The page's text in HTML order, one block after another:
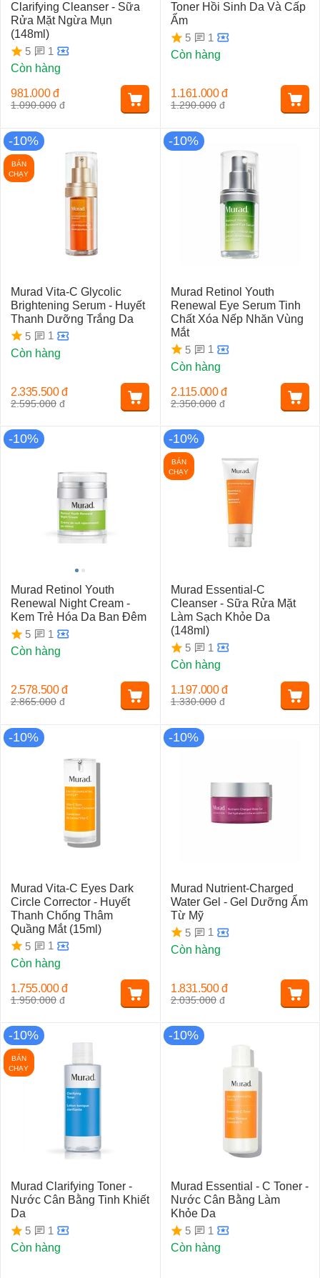
Clarifying Cleanser - Sữa
Rửa Mặt Ngừa Mụn
(148ml)
5
1
Còn hàng
1.090.000 đ
981.000 đ
Toner Hồi Sinh Da Và Cấp
Ẩm
5
1
Còn hàng
1.290.000 đ
1.161.000 đ
-10%
BÁN
CHẠY
Murad Vita-C Glycolic
Brightening Serum - Huyết
Thanh Dưỡng Trắng Da
5
1
Còn hàng
2.595.000 đ
2.335.500 đ
-10%
Murad Retinol Youth
Renewal Eye Serum Tinh
Chất Xóa Nếp Nhăn Vùng
Mắt
5
1
Còn hàng
2.350.000 đ
2.115.000 đ
-10%
Murad Retinol Youth
Renewal Night Cream -
Kem Trẻ Hóa Da Ban Đêm
5
1
Còn hàng
2.865.000 đ
2.578.500 đ
-10%
BÁN
CHẠY
Murad Essential-C
Cleanser - Sữa Rửa Mặt
Làm Sạch Khỏe Da
(148ml)
5
1
Còn hàng
1.330.000 đ
1.197.000 đ
-10%
Murad Vita-C Eyes Dark
Circle Corrector - Huyết
Thanh Chống Thâm
Quầng Mắt (15ml)
5
1
Còn hàng
1.950.000 đ
1.755.000 đ
-10%
Murad Nutrient-Charged
Water Gel - Gel Dưỡng Ẩm
Từ Mỹ
5
1
Còn hàng
2.035.000 đ
1.831.500 đ
-10%
BÁN
CHẠY
Murad Clarifying Toner -
Nước Cân Bằng Tinh Khiết
Da
5
1
Còn hàng
-10%
Murad Essential - C Toner -
Nước Cân Bằng Làm
Khỏe Da
5
1
Còn hàng